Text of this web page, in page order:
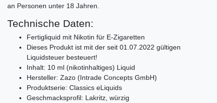
an Personen unter 18 Jahren.
Technische Daten:
Fertigliquid mit Nikotin für E-Zigaretten
Dieses Produkt ist mit der seit 01.07.2022 gültigen
Liquidsteuer besteuert!
Inhalt: 10 ml (nikotinhaltiges) Liquid
Hersteller: Zazo (Intrade Concepts GmbH)
Produktserie: Classics eLiquids
Geschmacksprofil: Lakritz, würzig